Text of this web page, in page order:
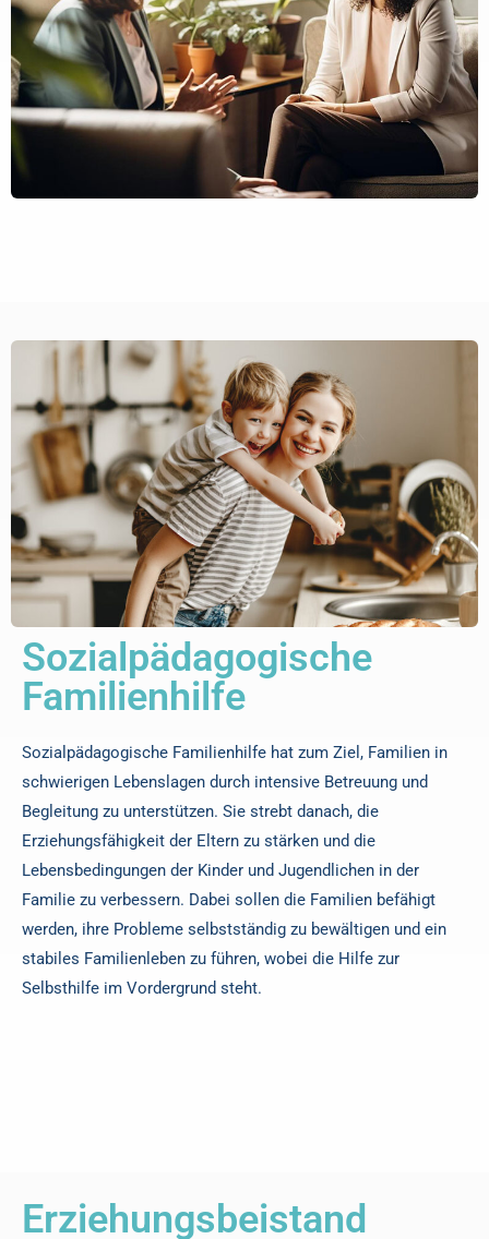
Sozialpädagogische
Familienhilfe
Sozialpädagogische Familienhilfe hat zum Ziel, Familien in
schwierigen Lebenslagen durch intensive Betreuung und
Begleitung zu unterstützen. Sie strebt danach, die
Erziehungsfähigkeit der Eltern zu stärken und die
Lebensbedingungen der Kinder und Jugendlichen in der
Familie zu verbessern. Dabei sollen die Familien befähigt
werden, ihre Probleme selbstständig zu bewältigen und ein
stabiles Familienleben zu führen, wobei die Hilfe zur
Selbsthilfe im Vordergrund steht.
Erziehungsbeistand